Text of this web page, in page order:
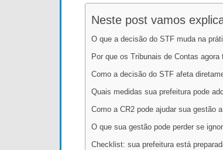
Neste post vamos
O que a decisão do STF muda na
Por que os Tribunais de Contas
Como a decisão do STF afeta
Quais medidas sua prefeitura pode
Como a CR2 pode ajudar sua gestão
O que sua gestão pode perder se
Checklist: sua prefeitura está